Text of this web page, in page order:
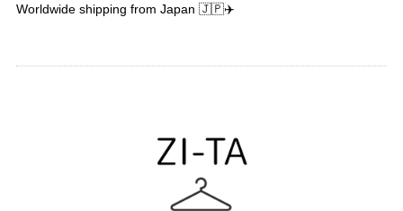
Worldwide shipping from Japan 🇯🇵✈️